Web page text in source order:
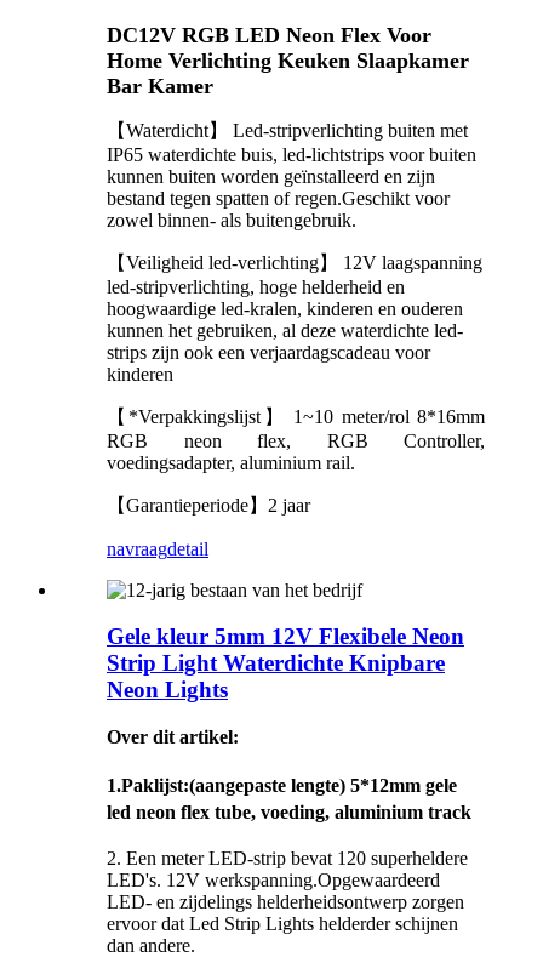
DC12V RGB LED Neon Flex Voor
Home Verlichting Keuken Slaapkamer
Bar Kamer
【Waterdicht】 Led-stripverlichting buiten met
IP65 waterdichte buis, led-lichtstrips voor buiten
kunnen buiten worden geïnstalleerd en zijn
bestand tegen spatten of regen.Geschikt voor
zowel binnen- als buitengebruik.
【Veiligheid led-verlichting】 12V laagspanning
led-stripverlichting, hoge helderheid en
hoogwaardige led-kralen, kinderen en ouderen
kunnen het gebruiken, al deze waterdichte led-
strips zijn ook een verjaardagscadeau voor
kinderen
【*Verpakkingslijst】 1~10 meter/rol 8*16mm
RGB neon flex, RGB Controller,
voedingsadapter, aluminium rail.
【Garantieperiode】2 jaar
navraagdetail
Gele kleur 5mm 12V Flexibele Neon
Strip Light Waterdichte Knipbare
Neon Lights
Over dit artikel:
1.Paklijst:(aangepaste lengte) 5*12mm gele
led neon flex tube, voeding, aluminium track
2. Een meter LED-strip bevat 120 superheldere
LED's. 12V werkspanning.Opgewaardeerd
LED- en zijdelings helderheidsontwerp zorgen
ervoor dat Led Strip Lights helderder schijnen
dan andere.